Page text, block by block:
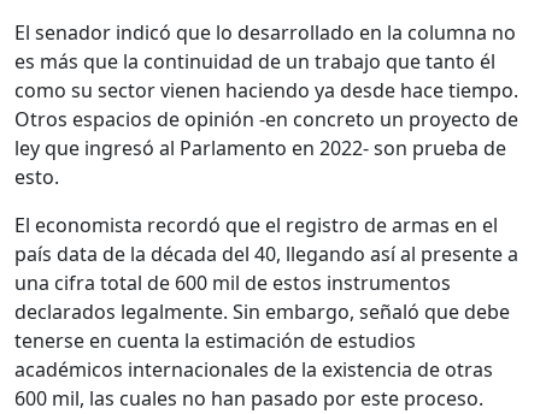
El senador indicó que lo desarrollado en la columna no
es más que la continuidad de un trabajo que tanto él
como su sector vienen haciendo ya desde hace tiempo.
Otros espacios de opinión -en concreto un proyecto de
ley que ingresó al Parlamento en 2022- son prueba de
esto.
El economista recordó que el registro de armas en el
país data de la década del 40, llegando así al presente a
una cifra total de 600 mil de estos instrumentos
declarados legalmente. Sin embargo, señaló que debe
tenerse en cuenta la estimación de estudios
académicos internacionales de la existencia de otras
600 mil, las cuales no han pasado por este proceso.